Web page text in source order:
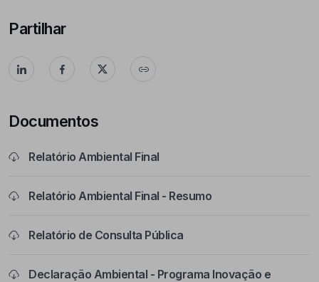
Partilhar
Documentos
Relatório Ambiental Final
Relatório Ambiental Final - Resumo
Relatório de Consulta Pública
Declaração Ambiental - Programa Inovação e